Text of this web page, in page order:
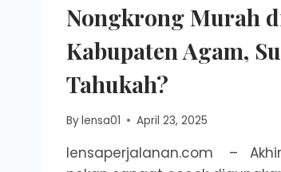
Nongkrong Murah
Kabupaten Agam,
Tahukah?
Bylensa01 April 23, 2025
lensaperjalanan.com – Akhir